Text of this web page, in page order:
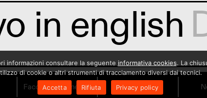
in english
Facciamo il Cinema! Orari
informazioni consultare la seguente informativa cookies. La
di cookie o altri strumenti di tracciamento diversi dai tecnici.
Accetta
Rifiuta Privacy policy